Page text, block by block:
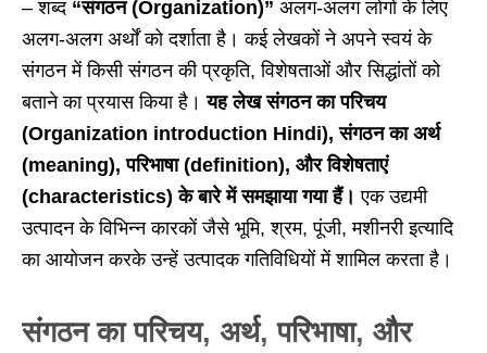
– शब्द “संगठन (Organization)” अलग-अलग लोगों के लिए
अलग-अलग अर्थों को दर्शाता है। कई लेखकों ने अपने स्वयं के
संगठन में किसी संगठन की प्रकृति, विशेषताओं और सिद्धांतों को
बताने का प्रयास किया है।यह लेख संगठन का परिचय
(Organization introduction Hindi), संगठन का अर्थ
(meaning), परिभाषा (definition), और विशेषताएं
(characteristics) के बारे में समझाया गया हैं। एक उद्यमी
उत्पादन के विभिन्न कारकों जैसे भूमि, श्रम, पूंजी, मशीनरी इत्यादि
का आयोजन करके उन्हें उत्पादक गतिविधियों में शामिल करता है।
संगठन का परिचय, अर्थ, परिभाषा, और